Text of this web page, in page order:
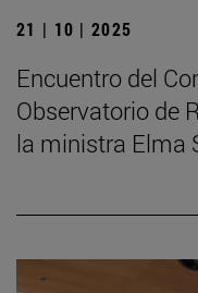
21 | 10 | 2025
Encuentro del
Observatorio de
la ministra Elma